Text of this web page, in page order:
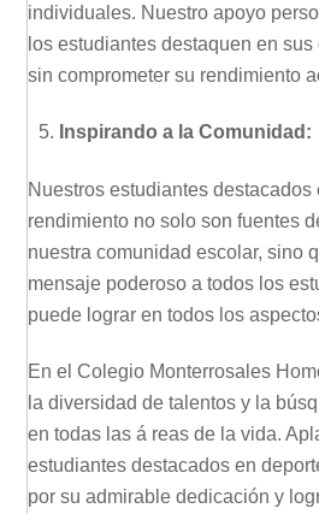
individuales. Nuestro apoyo
los estudiantes destaquen en
sin comprometer su rendimiento
Inspirando a la Comunidad:
Nuestros estudiantes destacados
rendimiento no solo son fuentes
nuestra comunidad escolar, sino
mensaje poderoso a todos los
puede lograr en todos los
En el Colegio Monterrosales
la diversidad de talentos y la
en todas las á reas de la vida.
estudiantes destacados en
por su admirable dedicación y